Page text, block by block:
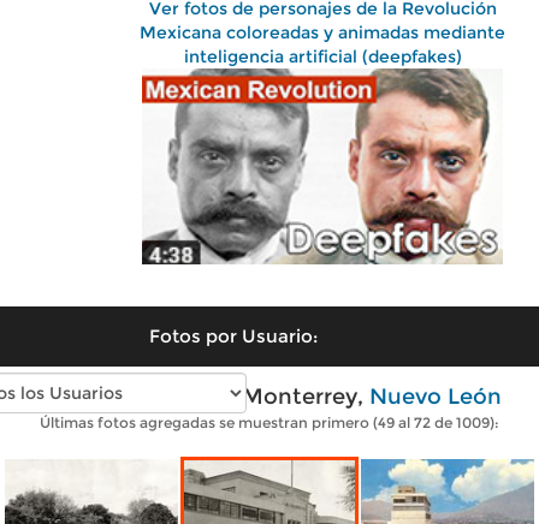
Ver fotos de personajes de la Revolución
Mexicana coloreadas y animadas mediante
inteligencia artificial (deepfakes)
Fotos por Usuario:
Fotos antiguas de Monterrey, Nuevo León
Últimas fotos agregadas se muestran primero (49 al 72 de 1009):